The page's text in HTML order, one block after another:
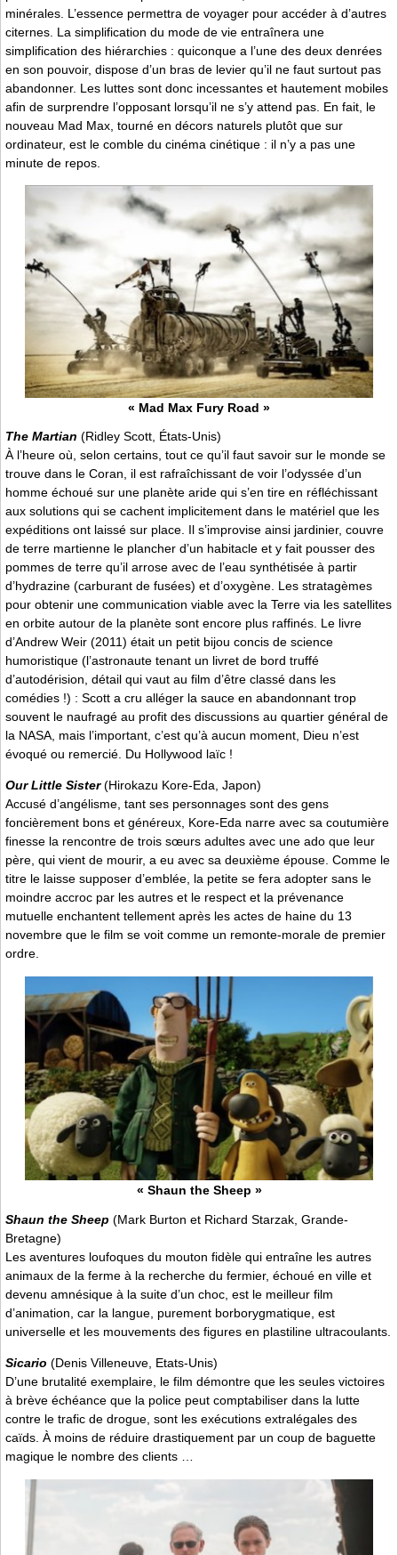
minérales. L’essence permettra de voyager pour accéder à d’autres
citernes. La simplification du mode de vie entraînera une
simplification des hiérarchies : quiconque a l’une des deux denrées
en son pouvoir, dispose d’un bras de levier qu’il ne faut surtout pas
abandonner. Les luttes sont donc incessantes et hautement mobiles
afin de surprendre l’opposant lorsqu’il ne s’y attend pas. En fait, le
nouveau Mad Max, tourné en décors naturels plutôt que sur
ordinateur, est le comble du cinéma cinétique : il n’y a pas une
minute de repos.
« Mad Max Fury Road »
The Martian (Ridley Scott, États-Unis)
À l’heure où, selon certains, tout ce qu’il faut savoir sur le monde se
trouve dans le Coran, il est rafraîchissant de voir l’odyssée d’un
homme échoué sur une planète aride qui s’en tire en réfléchissant
aux solutions qui se cachent implicitement dans le matériel que les
expéditions ont laissé sur place. Il s’improvise ainsi jardinier, couvre
de terre martienne le plancher d’un habitacle et y fait pousser des
pommes de terre qu’il arrose avec de l’eau synthétisée à partir
d’hydrazine (carburant de fusées) et d’oxygène. Les stratagèmes
pour obtenir une communication viable avec la Terre via les satellites
en orbite autour de la planète sont encore plus raffinés. Le livre
d’Andrew Weir (2011) était un petit bijou concis de science
humoristique (l’astronaute tenant un livret de bord truffé
d’autodérision, détail qui vaut au film d’être classé dans les
comédies !) : Scott a cru alléger la sauce en abandonnant trop
souvent le naufragé au profit des discussions au quartier général de
la NASA, mais l’important, c’est qu’à aucun moment, Dieu n’est
évoqué ou remercié. Du Hollywood laïc !
Our Little Sister (Hirokazu Kore-Eda, Japon)
Accusé d’angélisme, tant ses personnages sont des gens
foncièrement bons et généreux, Kore-Eda narre avec sa coutumière
finesse la rencontre de trois sœurs adultes avec une ado que leur
père, qui vient de mourir, a eu avec sa deuxième épouse. Comme le
titre le laisse supposer d’emblée, la petite se fera adopter sans le
moindre accroc par les autres et le respect et la prévenance
mutuelle enchantent tellement après les actes de haine du 13
novembre que le film se voit comme un remonte-morale de premier
ordre.
« Shaun the Sheep »
Shaun the Sheep (Mark Burton et Richard Starzak, Grande-
Bretagne)
Les aventures loufoques du mouton fidèle qui entraîne les autres
animaux de la ferme à la recherche du fermier, échoué en ville et
devenu amnésique à la suite d’un choc, est le meilleur film
d’animation, car la langue, purement borborygmatique, est
universelle et les mouvements des figures en plastiline ultracoulants.
Sicario (Denis Villeneuve, Etats-Unis)
D’une brutalité exemplaire, le film démontre que les seules victoires
à brève échéance que la police peut comptabiliser dans la lutte
contre le trafic de drogue, sont les exécutions extralégales des
caïds. À moins de réduire drastiquement par un coup de baguette
magique le nombre des clients …